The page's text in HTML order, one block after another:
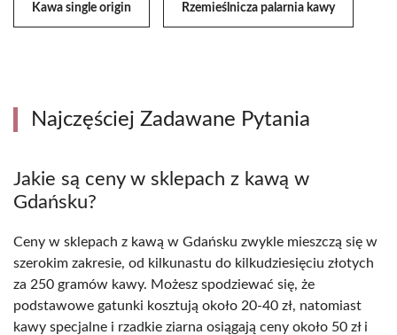
Kawa single origin Rzemieślnicza palarnia kawy
Najczęściej Zadawane Pytania
Jakie są ceny w sklepach z kawą w
Gdańsku?
Ceny w sklepach z kawą w Gdańsku zwykle mieszczą się w
szerokim zakresie, od kilkunastu do kilkudziesięciu złotych
za 250 gramów kawy. Możesz spodziewać się, że
podstawowe gatunki kosztują około 20-40 zł, natomiast
kawy specjalne i rzadkie ziarna osiągają ceny około 50 zł i